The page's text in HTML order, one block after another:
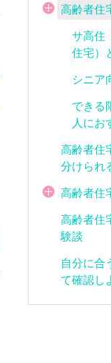
高齢者住
サ高住
住宅）
シニア
できる
人にお
高齢者住
分けられ
高齢者住
高齢者住
験談
自分に合
て確認し